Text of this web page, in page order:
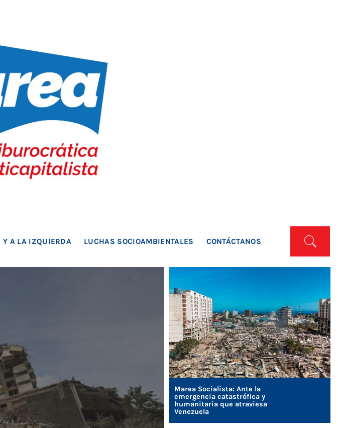
Y A LA IZQUIERDA LUCHAS SOCIOAMBIENTALES CONTÁCTANOS
Marea Socialista: Ante la
emergencia catastrófica y
humanitaria que atraviesa
Venezuela